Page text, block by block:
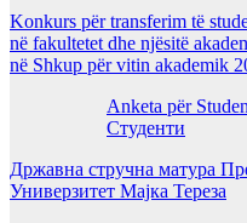
Konkurs për transferim të
në fakultetet dhe njësitë
në Shkup për vitin akademik
Anketa për
Студенти
Државна стручна матура
Универзитет Мајка Тереза